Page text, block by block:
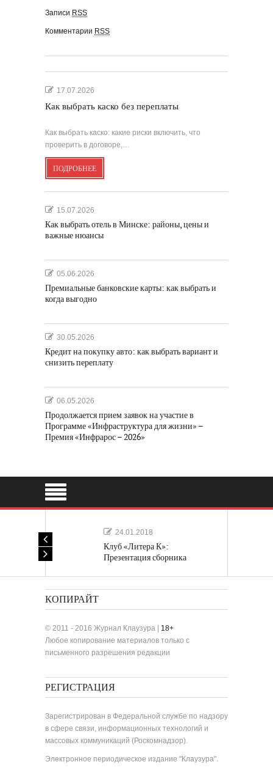
Записи RSS
Комментарии RSS
17.07.2026
Как выбрать каско без переплаты
Как выбрать каско: какие риски включить, что
проверить в договоре,…
ПОДРОБНЕЕ
15.07.2026
Как выбрать отель в Минске: районы, цены и
важные нюансы
05.06.2026
Премиальные банковские карты: как выбрать и
когда выгодно
30.05.2026
Кредит на покупку авто: как выбрать вариант и
снизить переплату
06.05.2026
Продолжается прием заявок на участие в
Программе «Инфраструктура для жизни» –
Премия «Инфрарос – 2026»
24.01.2018
Клуб «Литера К»:
Презентация сборника
КОПИРАЙТ
© 2011 - 2016 Журнал Клаузура | 18+
Любое копирование материалов только с
письменного разрешения редакции
РЕГИСТРАЦИЯ
Зарегистрирован в Федеральной службе по надзору
в сфере связи, информационных технологий и
массовых коммуникаций (Роскомнадзор).
Электронное периодическое издание "Клаузура".